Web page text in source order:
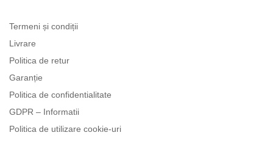
Termeni și condiții
Livrare
Politica de retur
Garanție
Politica de confidentialitate
GDPR – Informatii
Politica de utilizare cookie-uri